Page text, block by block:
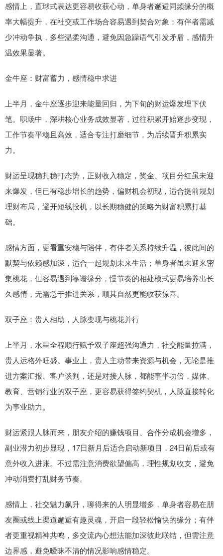
感情上，直球式表达更容易收获心动，单身者邂逅同频缘分的概
率大幅提升，在社交或工作场合容易遇到契合对象；有伴者需减
少冲动争执，多些温柔沟通，避免因急躁语气引发矛盾，感情升
温效果显著。
金牛座：财富蓄力，感情稳中求进
上半月，金牛座逐步迎来能量回归，为下旬的财运爆发埋下伏
笔。职场中，深耕核心业务成效显著，过往积累开始逐步变现，
工作节奏平稳且高效，适合专注打磨细节，为后续晋升积累实
力。
财运呈现稳扎稳打态势，正财收入稳定，奖金、项目分红虽未迎
来爆发，但已有稳步增长的趋势，偏财机会初现，适合提前规划
理财布局，避开短线投机，以长期稳健的策略为财富积累打基
础。
感情方面，更看重安稳与陪伴，有伴者关系持续升温，彼此间的
默契与依赖感加深，适合一起规划未来生活；单身者虽未迎来密
集桃花，但容易遇到靠谱缘分，慢节奏的相处模式更易培养出长
久感情，无需急于推进关系，顺其自然更能收获惊喜。
双子座：贵人相助，人脉变现与桃花并行
上半月，水星全程顺行赋予双子座超强沟通力，社交能量拉满，
贵人运格外旺盛。事业上，贵人主动带来资源与机会，无论是推
进方案汇报、客户谈判，还是对接人脉，都能事半功倍，媒体、
教育、营销行业的双子座，更容易获得签约契机，人脉直接转化
为事业助力。
财运紧跟人脉而来，朋友介绍的赚钱项目、合作分成机会增多，
副业潜力初步显现，17日新月后适合启动新项目，24日前后或有
意外收入进账。不过需注意消费欲望偏高，理性规划收支，避免
冲动消费打乱财务节奏。
感情上，社交魅力飙升，聊得来的人明显增多，单身者容易在朋
友圈或线上渠道邂逅有趣灵魂，开启一段轻松愉快的缘分；有伴
者更重视精神共鸣，多交流内心想法能加深彼此联结，但需注意
边界感，避免暧昧不清的情况影响感情稳定。